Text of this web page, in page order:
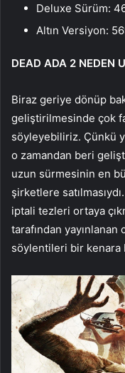
Deluxe Sürüm:
Altın Versiyon:
DEAD ADA 2 NEDEN
Biraz geriye dönüp
geliştirilmesinde çok
söyleyebiliriz. Çünkü
o zamandan beri
uzun sürmesinin en
şirketlere
iptali tezleri ortaya
tarafından
söylentileri bir kenara